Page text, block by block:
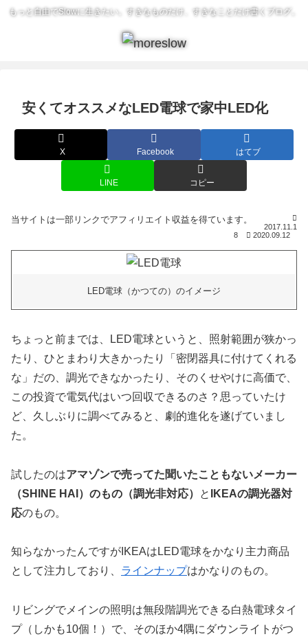
もっと自由でSlowに生きたい。すきなものだけ、すきなことだけ書くブログ。
安くてオススメなLED電球で家中LED化
X Facebook はてブ
LINE コピー
2017.11.1
8
2020.09.12
LED電球（かつての）のイメージ
ちょっと前までは、LED電球というと、照射範囲が狭かっ
たり、ひとまわり大きかったり「密閉器具に付けてくれる
な」だの、調光できなかったり、そのくせやけに高価で、
この投資で電気代はいつ回収できるのさ？思っていたけ
ど、久しぶりに調べてみると、劇的進化を遂げていまし
た。
試したのはアマゾンで売ってた聞いたこともないメーカー
（SHINE HAI）のもの（調光非対応）
と IKEAの調光器対
応のもの。
知らなかったんですがIKEAはLED電球をかなり主力商品
として注力しており、 ラインナップはかなりのもの。
リビングでメインの照明は無段階調光できる白熱電球タイ
プ（しかも10個！）で、そのほか4隅にダウンライトがつ